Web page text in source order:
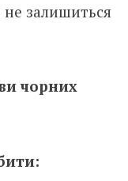
залишиться
чорних